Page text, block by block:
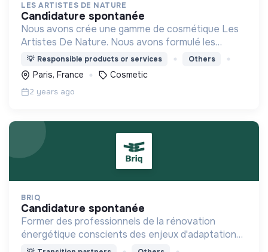
LES ARTISTES DE NATURE
candidature spontanée
Nous avons crée une gamme de cosmétique Les
Artistes De Nature. Nous avons formulé les
produits composés uniquement de plantes
sauvages locales.
💡 Responsible products or services Others
Paris, France Cosmetic
2 years ago
BRIQ
candidature spontanée
Former des professionnels de la rénovation
énergétique conscients des enjeux d'adaptation
au changement climatique